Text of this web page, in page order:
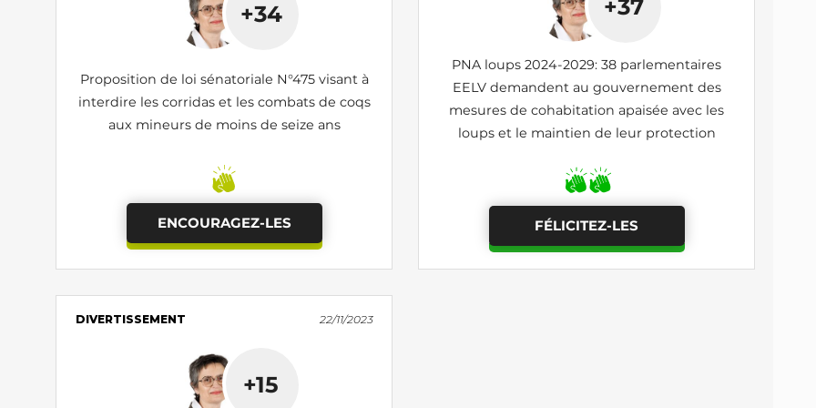
+34
Proposition de loi sénatoriale N°475 visant à
interdire les corridas et les combats de coqs
aux mineurs de moins de seize ans
ENCOURAGEZ-LES
+37
PNA loups 2024-2029: 38 parlementaires
EELV demandent au gouvernement des
mesures de cohabitation apaisée avec les
loups et le maintien de leur protection
FÉLICITEZ-LES
DIVERTISSEMENT 22/11/2023
+15